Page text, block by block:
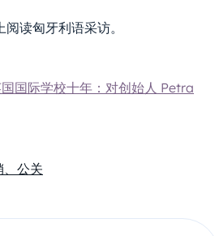
阅读匈牙利语采访。
国际学校十年：对创始人 Petra
、公关